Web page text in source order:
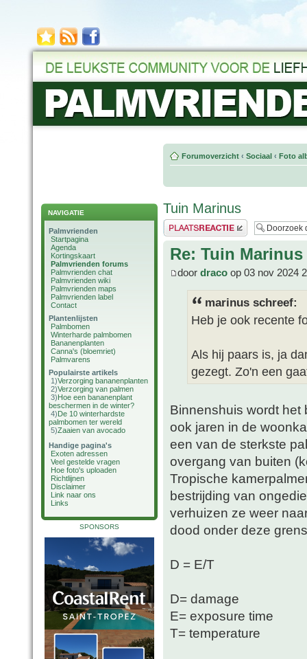
NAVIGATIE
Palmvrienden
Startpagina
Agenda
Kortingskaart
Palmvrienden forums
Palmvrienden chat
Palmvrienden wiki
Palmvrienden maps
Palmvrienden label
Contact
Plantenlijsten
Palmbomen
Winterharde palmbomen
Bananenplanten
Canna's (bloemriet)
Palmvarens
Populairste artikels
1)Verzorging bananenplanten
2)Verzorging van palmen
3)Hoe een bananenplant
beschermen in de winter?
4)De 10 winterhardste
palmbomen ter wereld
5)Zaaien van avocado
Handige pagina's
Exoten adressen
Veel gestelde vragen
Hoe foto's uploaden
Richtlijnen
Disclaimer
Link naar ons
Links
SPONSORS
Forumoverzicht ‹ Sociaal ‹ Foto
Tuin Marinus
Plaats een reactie
Re: Tuin Marinus
door draco op 03 nov 2024
marinus schreef:
Heb je ook recente
Als hij paars is, ja
gezegt. Zo'n een
Binnenshuis wordt het
ook jaren in de
een van de sterkste
overgang van buiten
Tropische
bestrijding van
verhuizen ze weer
dood onder deze
D = E/T
D= damage
E= exposure time
T= temperature